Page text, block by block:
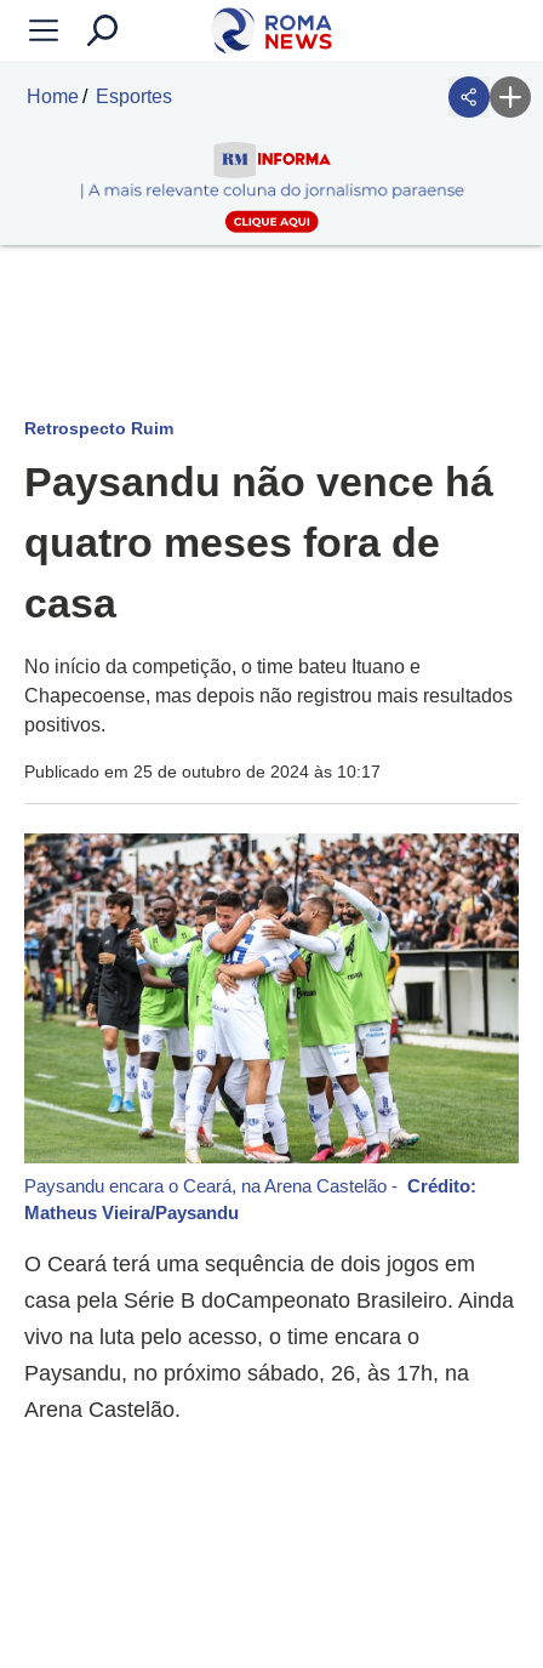
Home Esportes
Retrospecto Ruim
Paysandu não vence há
quatro meses fora de
casa
No início da competição, o time bateu Ituano e
Chapecoense, mas depois não registrou mais resultados
positivos.
Publicado em 25 de outubro de 2024 às 10:17
Paysandu encara o Ceará, na Arena Castelão - Crédito:
Matheus Vieira/Paysandu
O Ceará terá uma sequência de dois jogos em
casa pela Série B doCampeonato Brasileiro. Ainda
vivo na luta pelo acesso, o time encara o
Paysandu, no próximo sábado, 26, às 17h, na
Arena Castelão.